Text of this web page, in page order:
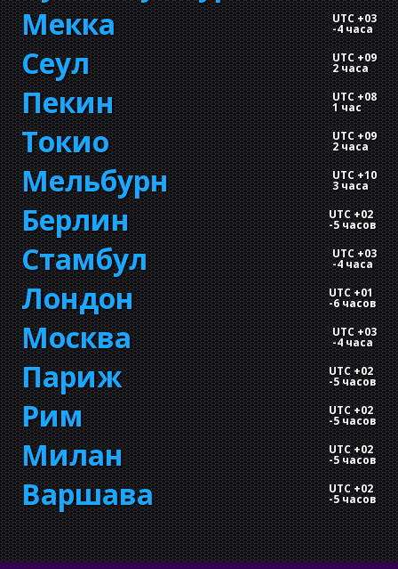
Мекка UTC +03
-4 часа
Сеул UTC +09
2 часа
Пекин UTC +08
1 час
Токио UTC +09
2 часа
Мельбурн UTC +10
3 часа
Берлин UTC +02
-5 часов
Стамбул UTC +03
-4 часа
Лондон UTC +01
-6 часов
Москва UTC +03
-4 часа
Париж UTC +02
-5 часов
Рим UTC +02
-5 часов
Милан UTC +02
-5 часов
Варшава UTC +02
-5 часов